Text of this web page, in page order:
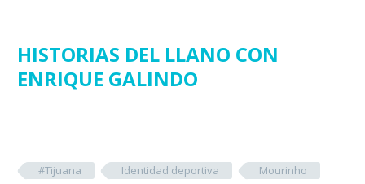
HISTORIAS DEL LLANO CON
ENRIQUE GALINDO
#Tijuana Identidad deportiva
Mourinho